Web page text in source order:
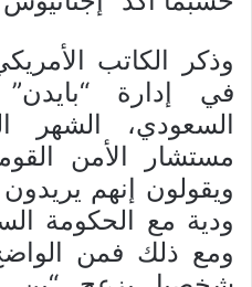
وذكر الكاتب
في إدارة
السعودي، الشهر
مستشار الأمن
ويقولون إنهم
ودية مع الحكومة
ومع ذلك فمن